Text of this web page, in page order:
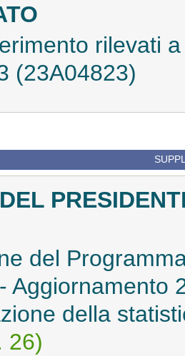
rilevati
(23A04823)
del
Aggiornamento
della
26)